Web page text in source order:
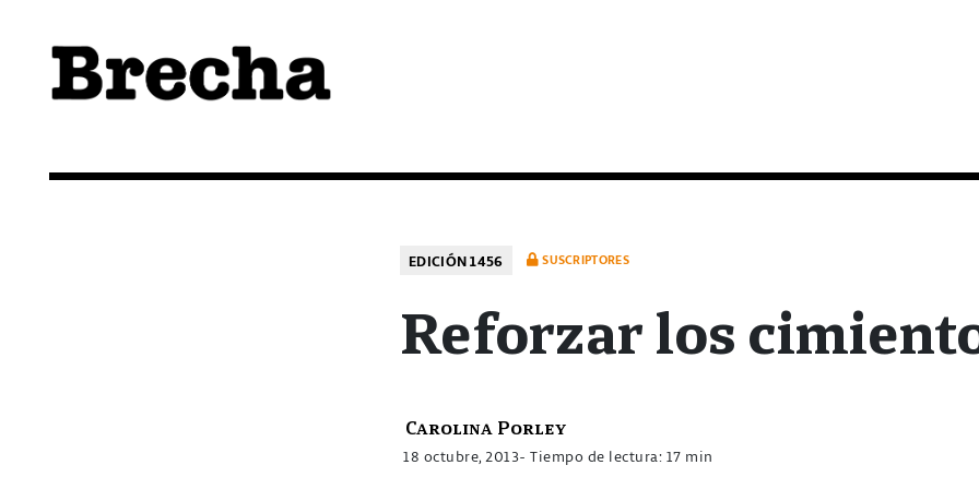
EDICIÓN 1456 SUSCRIPTORES
Reforzar los
Carolina Porley
18 octubre, 2013- Tiempo de lectura: 17 min